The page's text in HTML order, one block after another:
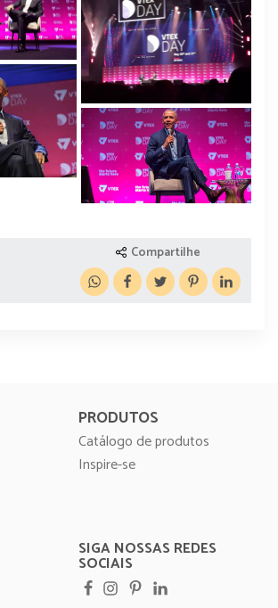
Compartilhe
PRODUTOS
Catálogo de produtos
Inspire-se
SIGA NOSSAS REDES
SOCIAIS